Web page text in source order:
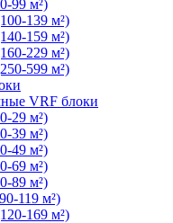
99 м²)
139 м²)
159 м²)
229 м²)
599 м²)
VRF блоки
29 м²)
39 м²)
49 м²)
69 м²)
89 м²)
119 м²)
169 м²)